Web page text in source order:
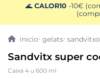
🌊 CALOR10 -10€
gelats
Sandvitx super
Caixa 4 u 600 ml
TOP SEARCHES
1. plato preparado
gelats sirena
3. helados polos